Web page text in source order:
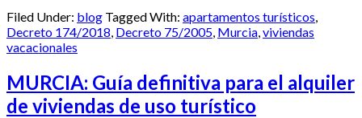
Filed Under: blog Tagged With: apartamentos turísticos
Decreto 174/2018 Decreto 75/2005 Murcia viviendas
vacacionales
MURCIA: Guía definitiva para el alquiler
de viviendas de uso turístico